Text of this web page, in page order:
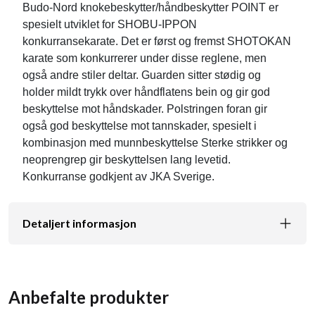
Budo-Nord knokebeskytter/håndbeskytter POINT er
spesielt utviklet for SHOBU-IPPON
konkurransekarate. Det er først og fremst SHOTOKAN
karate som konkurrerer under disse reglene, men
også andre stiler deltar. Guarden sitter stødig og
holder mildt trykk over håndflatens bein og gir god
beskyttelse mot håndskader. Polstringen foran gir
også god beskyttelse mot tannskader, spesielt i
kombinasjon med munnbeskyttelse Sterke strikker og
neoprengrep gir beskyttelsen lang levetid.
Konkurranse godkjent av JKA Sverige.
Detaljert informasjon
Anbefalte produkter